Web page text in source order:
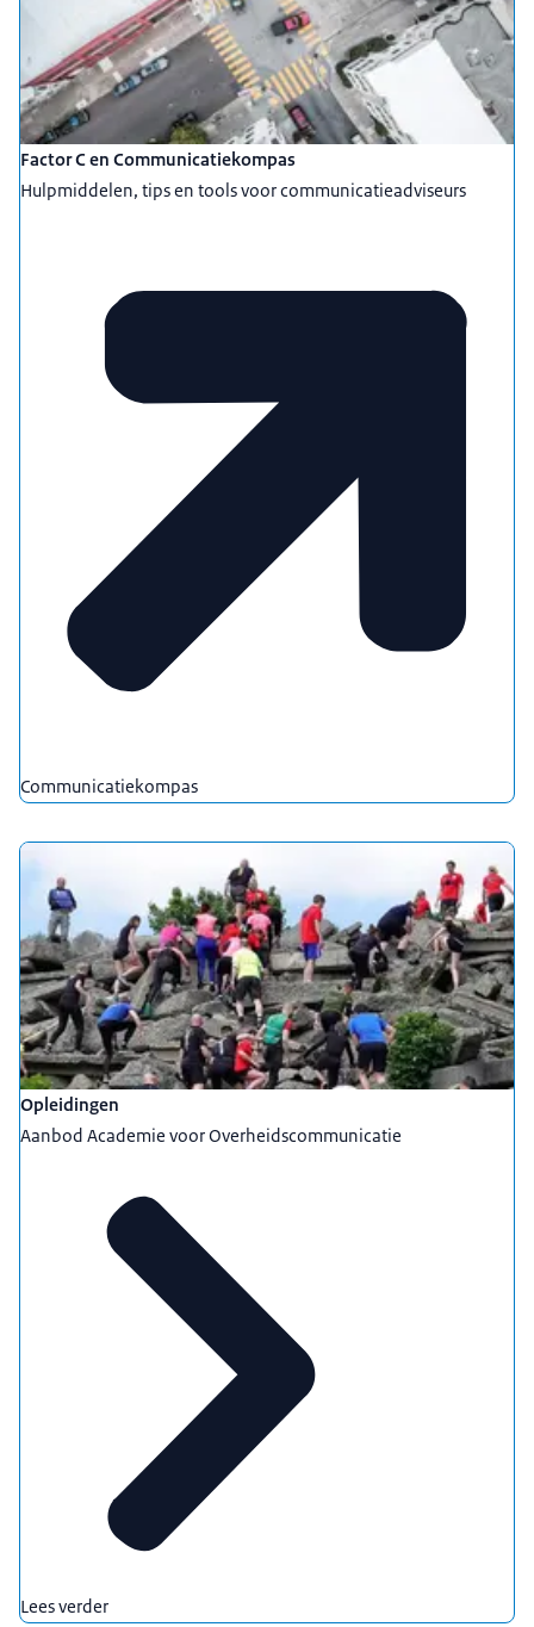
Factor C en Communicatiekompas
Hulpmiddelen, tips en tools voor communicatieadviseurs
Communicatiekompas
Opleidingen
Aanbod Academie voor Overheidscommunicatie
Lees verder